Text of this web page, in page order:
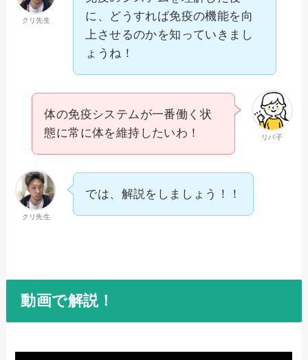
クリ先生
に、どうすれば免疫の機能を向
上させるのかを知っていきまし
ょうね！
リバ子
体の免疫システムが一番働く状
態に常に体を維持したいわ！
クリ先生
では、解説をしましょう！！
動画で解説！